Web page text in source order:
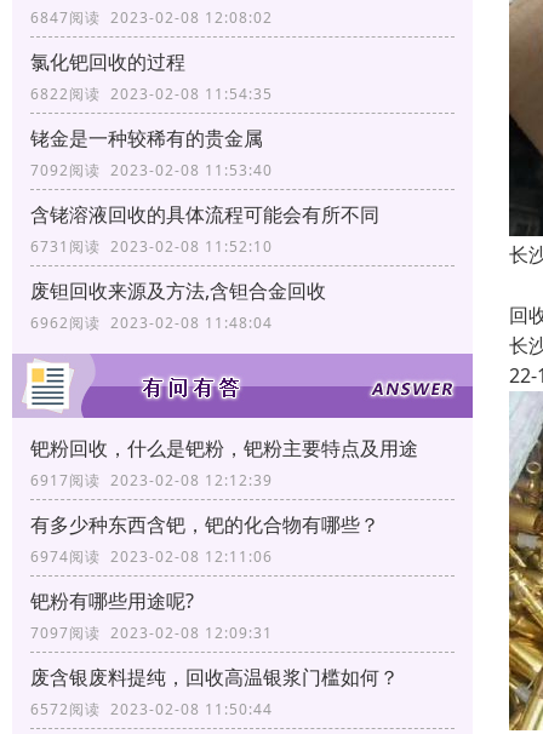
6847阅读 2023-02-08 12:08:02
氯化钯回收的过程
6822阅读 2023-02-08 11:54:35
铑金是一种较稀有的贵金属
7092阅读 2023-02-08 11:53:40
含铑溶液回收的具体流程可能会有所不同
6731阅读 2023-02-08 11:52:10
废钽回收来源及方法,含钽合金回收
6962阅读 2023-02-08 11:48:04
钯粉回收，什么是钯粉，钯粉主要特点及用途
6917阅读 2023-02-08 12:12:39
有多少种东西含钯，钯的化合物有哪些？
6974阅读 2023-02-08 12:11:06
钯粉有哪些用途呢?
7097阅读 2023-02-08 12:09:31
废含银废料提纯，回收高温银浆门槛如何？
6572阅读 2023-02-08 11:50:44
长
回
长
22-